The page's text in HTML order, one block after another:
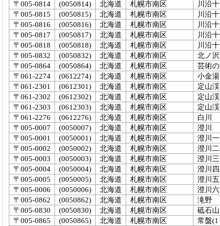
〒005-0814 (0050814) 北海道 札幌市南区
川沿
〒005-0815
(0050815) 北海道 札幌市南区
川沿
〒005-0816
(0050816) 北海道 札幌市南区
川沿
〒005-0817
(0050817) 北海道 札幌市南区
川沿
〒005-0818
(0050818) 北海道 札幌市南区
川沿
〒005-0832
(0050832) 北海道 札幌市南区
北ノ沢
〒005-0864
(0050864) 北海道 札幌市南区
芸術
〒061-2274
(0612274) 北海道 札幌市南区
小金湯
〒061-2301
(0612301) 北海道 札幌市南区
定山渓
〒061-2302
(0612302) 北海道 札幌市南区
定山
〒061-2303
(0612303) 北海道 札幌市南区
定山
〒061-2276
(0612276) 北海道 札幌市南区
白川
〒005-0007
(0050007) 北海道 札幌市南区
澄川
〒005-0001
(0050001) 北海道 札幌市南区
澄川
〒005-0002
(0050002) 北海道 札幌市南区
澄川
〒005-0003
(0050003) 北海道 札幌市南区
澄川
〒005-0004
(0050004) 北海道 札幌市南区
澄川
〒005-0005
(0050005) 北海道 札幌市南区
澄川
〒005-0006
(0050006) 北海道 札幌市南区
澄川
〒005-0862
(0050862) 北海道 札幌市南区
滝野
〒005-0830
(0050830) 北海道 札幌市南区
砥石山
〒005-0865
(0050865) 北海道 札幌市南区
常盤